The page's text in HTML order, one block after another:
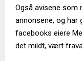
Også avisene som
annonsene, og har
facebooks eiere
det mildt, vært